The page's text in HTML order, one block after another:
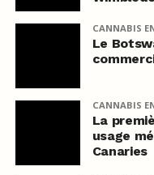
CANNABIS
Le
CANNABIS
La
usage
Canaries